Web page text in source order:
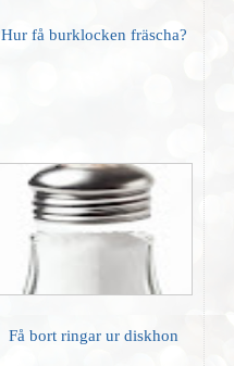
Hur få burklocken fräscha?
Få bort ringar ur diskhon